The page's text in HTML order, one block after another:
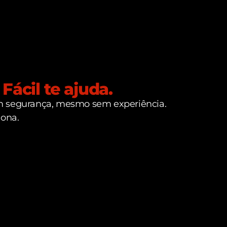
te ajuda.
mesmo sem experiência.